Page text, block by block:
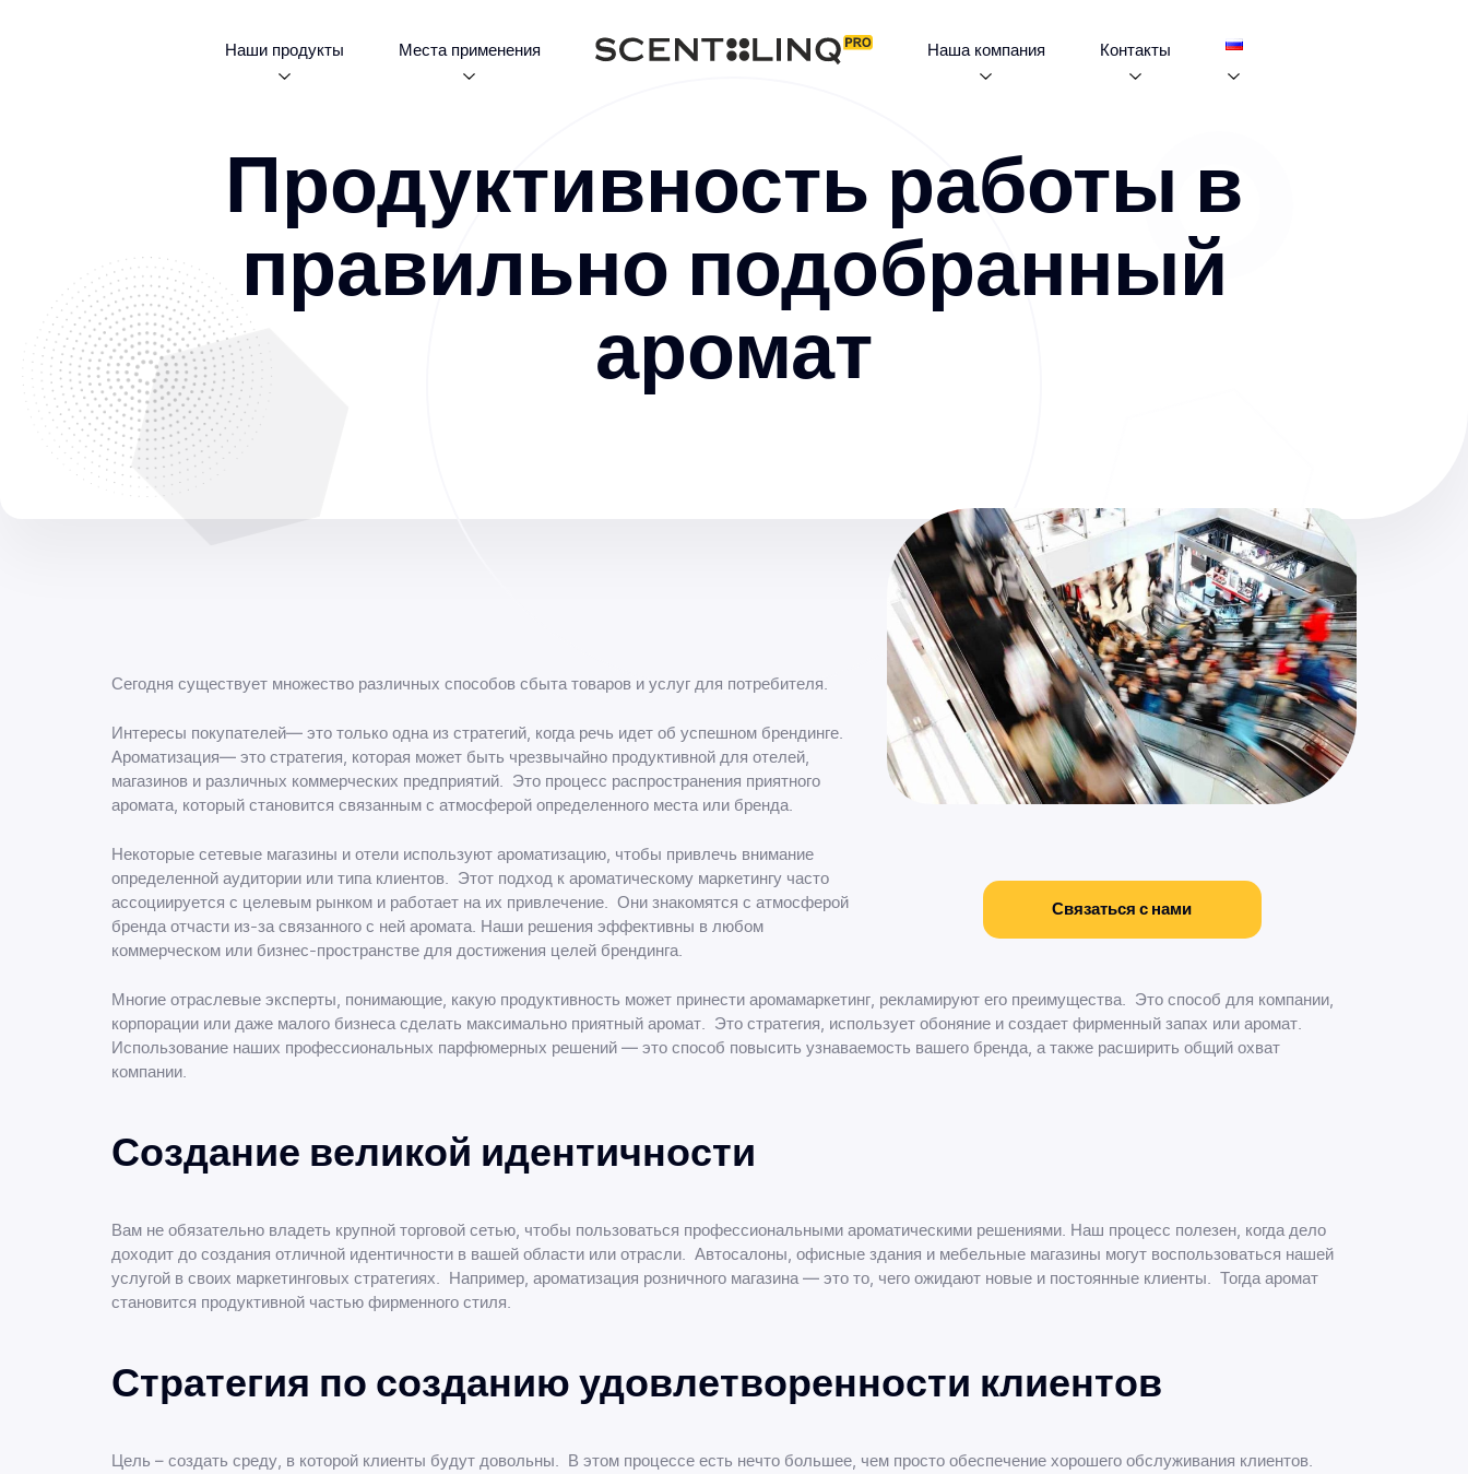
Наши продукты Места применения Наша компания Контакты
Продуктивность работы в
правильно подобранный
аромат
Связаться с нами
Сегодня существует множество различных способов сбыта товаров и услуг для потребителя.
Интересы покупателей— это только одна из стратегий, когда речь идет об успешном брендинге.
Ароматизация— это стратегия, которая может быть чрезвычайно продуктивной для отелей,
магазинов и различных коммерческих предприятий. Это процесс распространения приятного
аромата, который становится связанным с атмосферой определенного места или бренда.
Некоторые сетевые магазины и отели используют ароматизацию, чтобы привлечь внимание
определенной аудитории или типа клиентов. Этот подход к ароматическому маркетингу часто
ассоциируется с целевым рынком и работает на их привлечение. Они знакомятся с атмосферой
бренда отчасти из-за связанного с ней аромата. Наши решения эффективны в любом
коммерческом или бизнес-пространстве для достижения целей брендинга.
Многие отраслевые эксперты, понимающие, какую продуктивность может принести аромамаркетинг, рекламируют его преимущества. Это способ для компании,
корпорации или даже малого бизнеса сделать максимально приятный аромат. Это стратегия, использует обоняние и создает фирменный запах или аромат.
Использование наших профессиональных парфюмерных решений — это способ повысить узнаваемость вашего бренда, а также расширить общий охват
компании.
Создание великой идентичности
Вам не обязательно владеть крупной торговой сетью, чтобы пользоваться профессиональными ароматическими решениями. Наш процесс полезен, когда дело
доходит до создания отличной идентичности в вашей области или отрасли. Автосалоны, офисные здания и мебельные магазины могут воспользоваться нашей
услугой в своих маркетинговых стратегиях. Например, ароматизация розничного магазина — это то, чего ожидают новые и постоянные клиенты. Тогда аромат
становится продуктивной частью фирменного стиля.
Стратегия по созданию удовлетворенности клиентов
Цель – создать среду, в которой клиенты будут довольны. В этом процессе есть нечто большее, чем просто обеспечение хорошего обслуживания клиентов.